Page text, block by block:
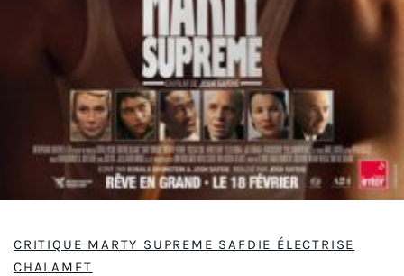
CRITIQUE MARTY SUPREME SAFDIE ÉLECTRISE
CHALAMET